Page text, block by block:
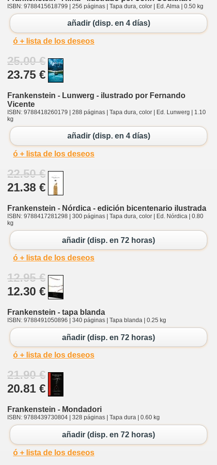
ISBN: 9788415618799 | 256 páginas | Tapa dura, color | Ed. Alma | 0.50 kg
añadir (disp. en 4 días)
ó + lista de los deseos
25.00 €
23.75 €
Frankenstein - Lunwerg - ilustrado por Fernando
Vicente
ISBN: 9788418260179 | 288 páginas | Tapa dura, color | Ed. Lunwerg | 1.10
kg
añadir (disp. en 4 días)
ó + lista de los deseos
22.50 €
21.38 €
Frankenstein - Nórdica - edición bicentenario ilustrada
ISBN: 9788417281298 | 300 páginas | Tapa dura, color | Ed. Nórdica | 0.80
kg
añadir (disp. en 72 horas)
ó + lista de los deseos
12.95 €
12.30 €
Frankenstein - tapa blanda
ISBN: 9788491050896 | 340 páginas | Tapa blanda | 0.25 kg
añadir (disp. en 72 horas)
ó + lista de los deseos
21.90 €
20.81 €
Frankenstein - Mondadori
ISBN: 9788439730804 | 328 páginas | Tapa dura | 0.60 kg
añadir (disp. en 72 horas)
ó + lista de los deseos